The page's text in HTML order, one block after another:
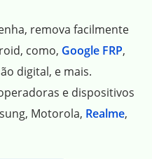
remova facilmente
como, Google FRP,
digital, e mais.
e dispositivos
Motorola, Realme,